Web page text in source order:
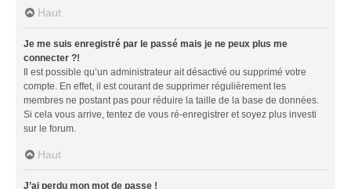
Haut
Je me suis enregistré par le passé mais je ne peux plus me
connecter ?!
Il est possible qu’un administrateur ait désactivé ou supprimé votre
compte. En effet, il est courant de supprimer régulièrement les
membres ne postant pas pour réduire la taille de la base de données.
Si cela vous arrive, tentez de vous ré-enregistrer et soyez plus investi
sur le forum.
Haut
J’ai perdu mon mot de passe !